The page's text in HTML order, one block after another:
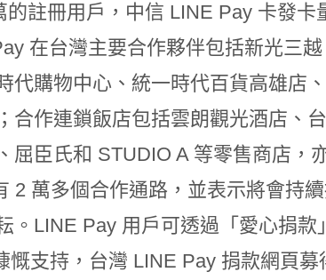
註冊用戶，中信 LINE Pay 卡發卡
在台灣主要合作夥伴包括新光三越
代購物中心、統一時代百貨高雄店
合作連鎖飯店包括雲朗觀光酒店、
屈臣氏和 STUDIO A 等零售商店，
2 萬多個合作通路，並表示將會持
。LINE Pay 用戶可透過「愛心捐款
支持，台灣 LINE Pay 捐款網頁募